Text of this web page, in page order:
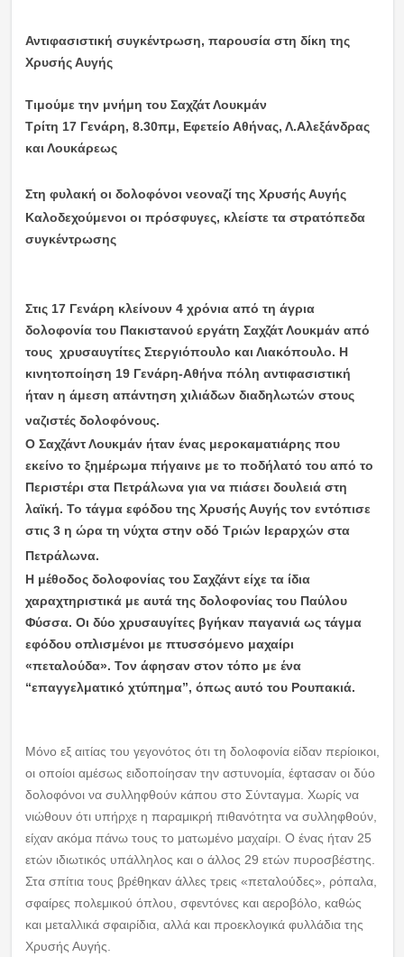
Αντιφασιστική συγκέντρωση, παρουσία στη δίκη της
Χρυσής Αυγής
Τιμούμε την μνήμη του Σαχζάτ Λουκμάν
Τρίτη 17 Γενάρη, 8.30πμ, Εφετείο Αθήνας, Λ.Αλεξάνδρας
και Λουκάρεως
Στη φυλακή οι δολοφόνοι νεοναζί της Χρυσής Αυγής
Καλοδεχούμενοι οι πρόσφυγες, κλείστε τα στρατόπεδα
συγκέντρωσης
Στις 17 Γενάρη κλείνουν 4 χρόνια από τη άγρια
δολοφονία του Πακιστανού εργάτη Σαχζάτ Λουκμάν από
τους χρυσαυγτίτες Στεργιόπουλο και Λιακόπουλο. Η
κινητοποίηση 19 Γενάρη-Αθήνα πόλη αντιφασιστική
ήταν η άμεση απάντηση χιλιάδων διαδηλωτών στους
ναζιστές δολοφόνους.
Ο Σαχζάντ Λουκμάν ήταν ένας μεροκαματιάρης που
εκείνο το ξημέρωμα πήγαινε με το ποδήλατό του από το
Περιστέρι στα Πετράλωνα για να πιάσει δουλειά στη
λαϊκή. Το τάγμα εφόδου της Χρυσής Αυγής τον εντόπισε
στις 3 η ώρα τη νύχτα στην οδό Τριών Ιεραρχών στα
Πετράλωνα.
Η μέθοδος δολοφονίας του Σαχζάντ είχε τα ίδια
χαραχτηριστικά με αυτά της δολοφονίας του Παύλου
Φύσσα. Οι δύο χρυσαυγίτες βγήκαν παγανιά ως τάγμα
εφόδου οπλισμένοι με πτυσσόμενο μαχαίρι
«πεταλούδα». Τον άφησαν στον τόπο με ένα
“επαγγελματικό χτύπημα”, όπως αυτό του Ρουπακιά.
Μόνο εξ αιτίας του γεγονότος ότι τη δολοφονία είδαν περίοικοι,
οι οποίοι αμέσως ειδοποίησαν την αστυνομία, έφτασαν οι δύο
δολοφόνοι να συλληφθούν κάπου στο Σύνταγμα. Χωρίς να
νιώθουν ότι υπήρχε η παραμικρή πιθανότητα να συλληφθούν,
είχαν ακόμα πάνω τους το ματωμένο μαχαίρι. Ο ένας ήταν 25
ετών ιδιωτικός υπάλληλος και ο άλλος 29 ετών πυροσβέστης.
Στα σπίτια τους βρέθηκαν άλλες τρεις «πεταλούδες», ρόπαλα,
σφαίρες πολεμικού όπλου, σφεντόνες και αεροβόλο, καθώς
και μεταλλικά σφαιρίδια, αλλά και προεκλογικά φυλλάδια της
Χρυσής Αυγής.